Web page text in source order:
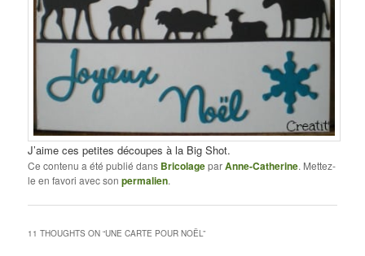
J’aime ces petites découpes à la Big Shot.
Ce contenu a été publié dans BricolageparAnne-Catherine. Mettez-
le en favori avec sonpermalien.
11 THOUGHTS ON “UNE CARTE POUR NOËL”